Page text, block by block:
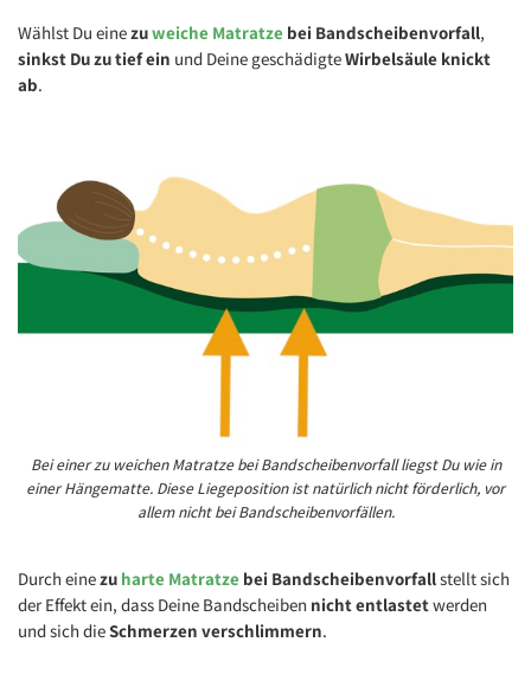
Wählst Du einezuweiche Matratze bei Bandscheibenvorfall,
sinkst Du zu tief ein und Deine geschädigteWirbelsäule knickt
ab.
Bei einer zu weichen Matratze bei Bandscheibenvorfall liegst Du wie in
einer Hängematte. Diese Liegeposition ist natürlich nicht förderlich, vor
allem nicht bei Bandscheibenvorfällen.
Durch einezu harte Matratze bei Bandscheibenvorfallstellt sich
der Effekt ein, dass Deine Bandscheiben nicht entlastetwerden
und sich dieSchmerzen verschlimmern.